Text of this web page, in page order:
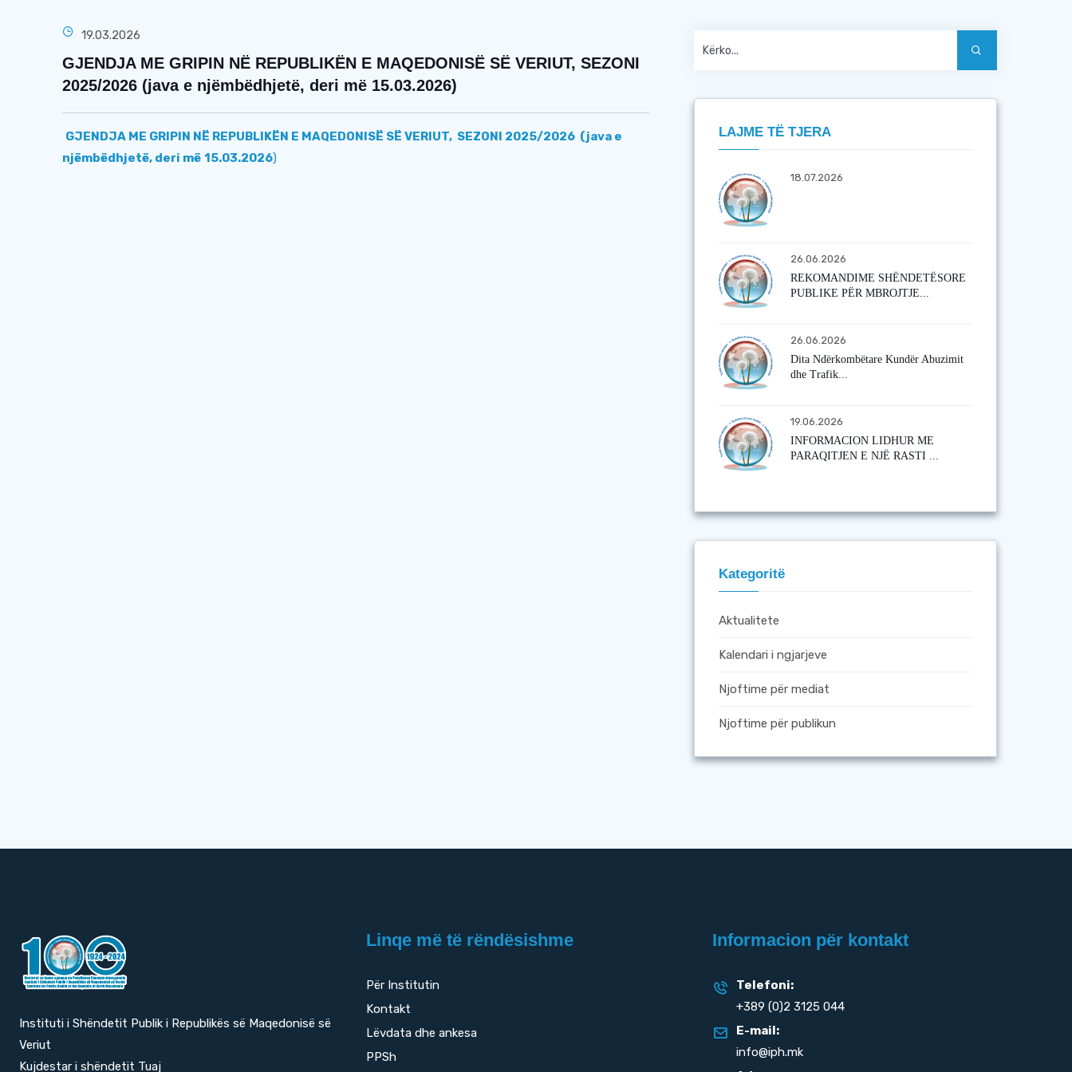
19.03.2026
GJENDJA ME GRIPIN NË REPUBLIKËN E MAQEDONISË SË VERIUT, SEZONI
2025/2026 (java e njëmbëdhjetë, deri më 15.03.2026)
GJENDJA ME GRIPIN NË REPUBLIKËN E MAQEDONISË SË VERIUT, SEZONI 2025/2026 (java e
njëmbëdhjetë, deri më 15.03.2026)
LAJME TË TJERA
18.07.2026
26.06.2026
REKOMANDIME SHËNDETËSORE
PUBLIKE PËR MBROJTJE...
26.06.2026
Dita Ndërkombëtare Kundër Abuzimit
dhe Trafik...
19.06.2026
INFORMACION LIDHUR ME
PARAQITJEN E NJË RASTI ...
Kategoritë
Aktualitete
Kalendari i ngjarjeve
Njoftime për mediat
Njoftime për publikun
Instituti i Shëndetit Publik i Republikës së Maqedonisë së
Veriut
Kujdestar i shëndetit Tuaj
Linqe më të rëndësishme
Për Institutin
Kontakt
Lëvdata dhe ankesa
PPSh
Informacion për kontakt
Telefoni:
+389 (0)2 3125 044
E-mail:
info@iph.mk